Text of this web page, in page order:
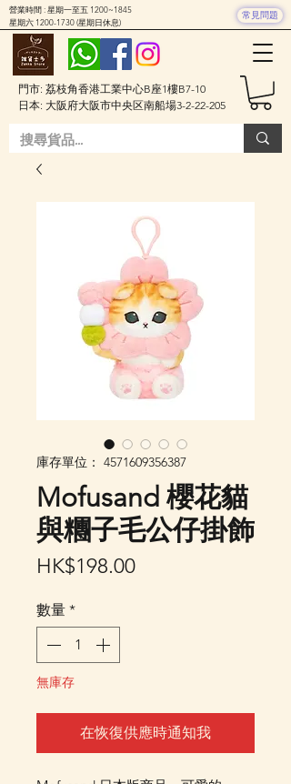
門市: 荔枝角香港工業中心B座1樓B7-10
日本: 大阪府大阪市中央区南船場3-2-22-205
營業時間 : 星期一至五 1200~1845
星期六 1200-1730(星期日休息)
常見問題
庫存單位： 4571609356387
Mofusand 櫻花貓
與糰子毛公仔掛飾
HK$198.00價
數量 *
無庫存
在恢復供應時通知我